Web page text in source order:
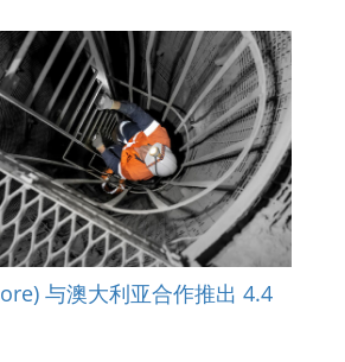
与澳大利亚合作推出 4.4